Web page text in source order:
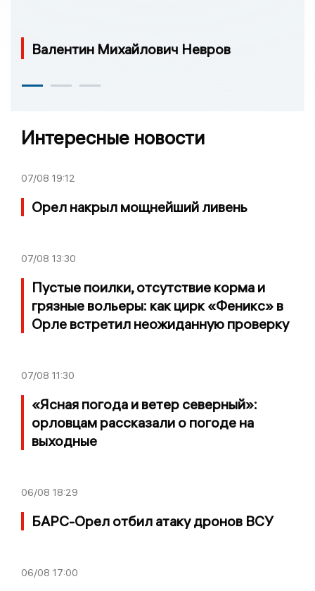
Валентин Михайлович Невров
Интересные новости
07/08 19:12
Орел накрыл мощнейший ливень
07/08 13:30
Пустые поилки, отсутствие корма и
грязные вольеры: как цирк «Феникс» в
Орле встретил неожиданную проверку
07/08 11:30
«Ясная погода и ветер северный»:
орловцам рассказали о погоде на
выходные
06/08 18:29
БАРС-Орел отбил атаку дронов ВСУ
06/08 17:00